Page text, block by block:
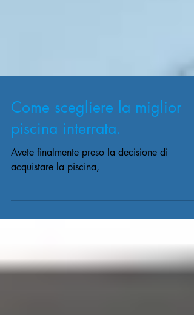
Come scegliere la miglior
piscina interrata.
acquistare la piscina,